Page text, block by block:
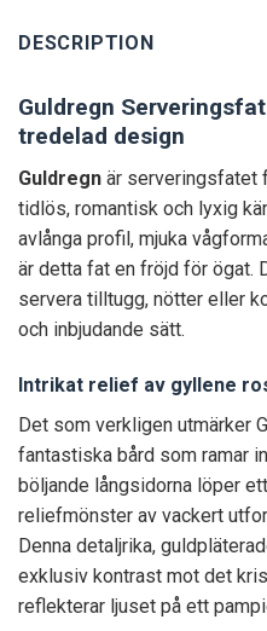
DESCRIPTION
Guldregn
tredelad design
Guldregn är serveringsfatet
tidlös, romantisk och lyxig
avlånga profil, mjuka
är detta fat en fröjd för ögat.
servera tilltugg, nötter eller
och inbjudande sätt.
Intrikat relief av gyllene
Det som verkligen utmärker
fantastiska bård som ramar
böljande långsidorna löper
reliefmönster av vackert
Denna detaljrika,
exklusiv kontrast mot det
reflekterar ljuset på ett